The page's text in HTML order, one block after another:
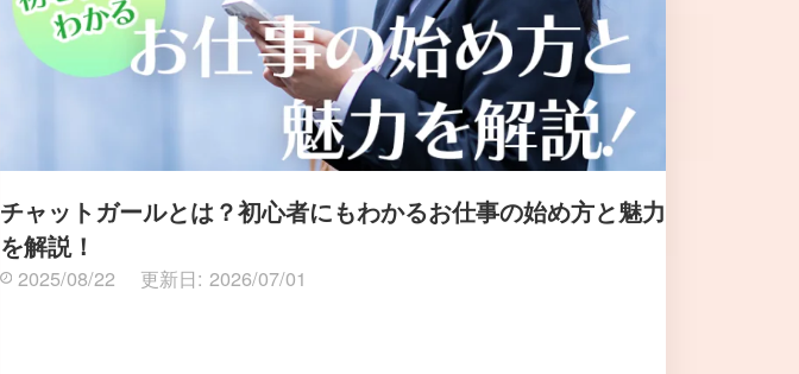
チャットガールとは？初心者にもわかるお仕事の始め方と魅力
を解説！
2025/08/22 更新日: 2026/07/01